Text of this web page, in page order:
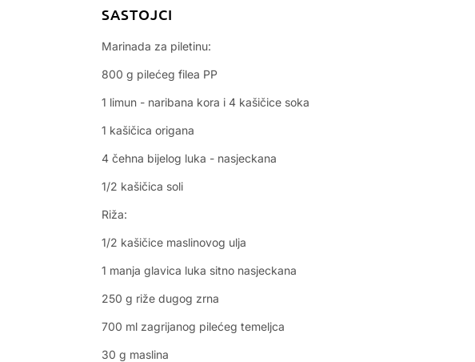
SASTOJCI
Marinada za piletinu:
800 g pilećeg filea PP
1 limun - naribana kora i 4 kašičice soka
1 kašičica origana
4 čehna bijelog luka - nasjeckana
1/2 kašičica soli
Riža:
1/2 kašičice maslinovog ulja
1 manja glavica luka sitno nasjeckana
250 g riže dugog zrna
700 ml zagrijanog pilećeg temeljca
30 g maslina